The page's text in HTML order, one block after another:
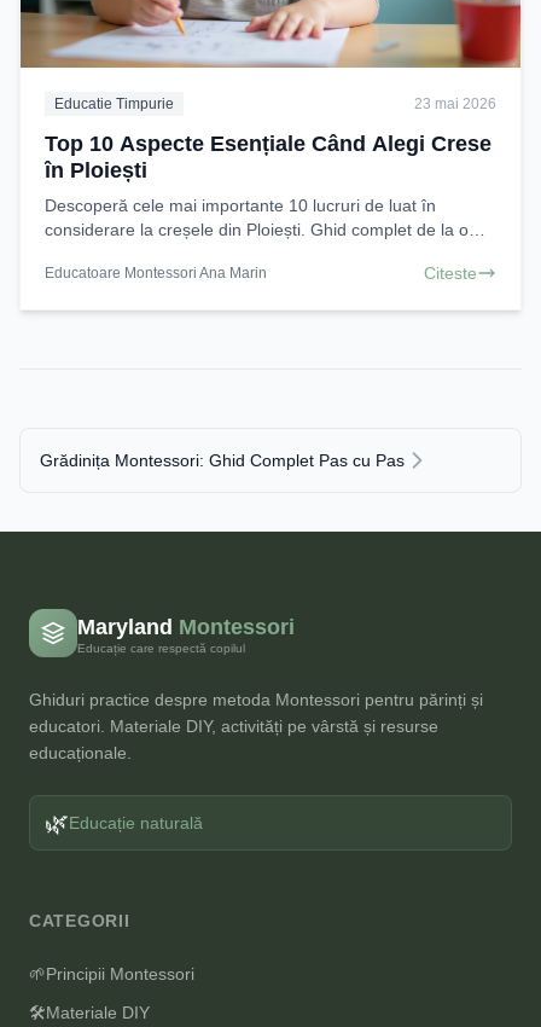
Educatie Timpurie 23 mai 2026
Top 10 Aspecte Esențiale Când Alegi Crese
în Ploiești
Descoperă cele mai importante 10 lucruri de luat în
considerare la creșele din Ploiești. Ghid complet de la o
Educatoare Montessori Ana Marin Citeste
Grădinița Montessori: Ghid Complet Pas cu Pas
Maryland Montessori
Educație care respectă copilul
Ghiduri practice despre metoda Montessori pentru părinți și
educatori. Materiale DIY, activități pe vârstă și resurse
educaționale.
🌿Educație naturală
CATEGORII
🌱Principii Montessori
🛠️Materiale DIY